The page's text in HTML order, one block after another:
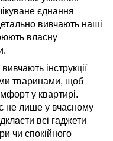
єднання
вивчають наші
власну
інструкції
тваринами, щоб
у квартирі.
не лише у вчасному
всі гаджети
чи спокійного